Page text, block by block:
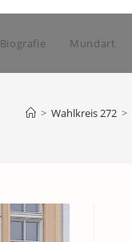
Biografie Mundart
> Wahlkreis 272 >